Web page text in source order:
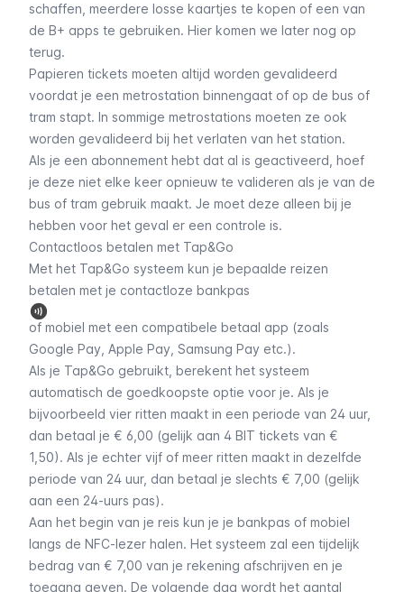
schaffen, meerdere losse kaartjes te kopen of een van
de B+ apps te gebruiken. Hier komen we later nog op
terug.
Papieren tickets moeten altijd worden gevalideerd
voordat je een metrostation binnengaat of op de bus of
tram stapt. In sommige metrostations moeten ze ook
worden gevalideerd bij het verlaten van het station.
Als je een abonnement hebt dat al is geactiveerd, hoef
je deze niet elke keer opnieuw te valideren als je van de
bus of tram gebruik maakt. Je moet deze alleen bij je
hebben voor het geval er een controle is.
Contactloos betalen met Tap&Go
Met het Tap&Go systeem kun je bepaalde reizen
betalen met je contactloze bankpas
of mobiel met een compatibele betaal app (zoals
Google Pay, Apple Pay, Samsung Pay etc.).
Als je Tap&Go gebruikt, berekent het systeem
automatisch de goedkoopste optie voor je. Als je
bijvoorbeeld vier ritten maakt in een periode van 24 uur,
dan betaal je € 6,00 (gelijk aan 4 BIT tickets van €
1,50). Als je echter vijf of meer ritten maakt in dezelfde
periode van 24 uur, dan betaal je slechts € 7,00 (gelijk
aan een 24-uurs pas).
Aan het begin van je reis kun je je bankpas of mobiel
langs de NFC-lezer halen. Het systeem zal een tijdelijk
bedrag van € 7,00 van je rekening afschrijven en je
toegang geven. De volgende dag wordt het aantal